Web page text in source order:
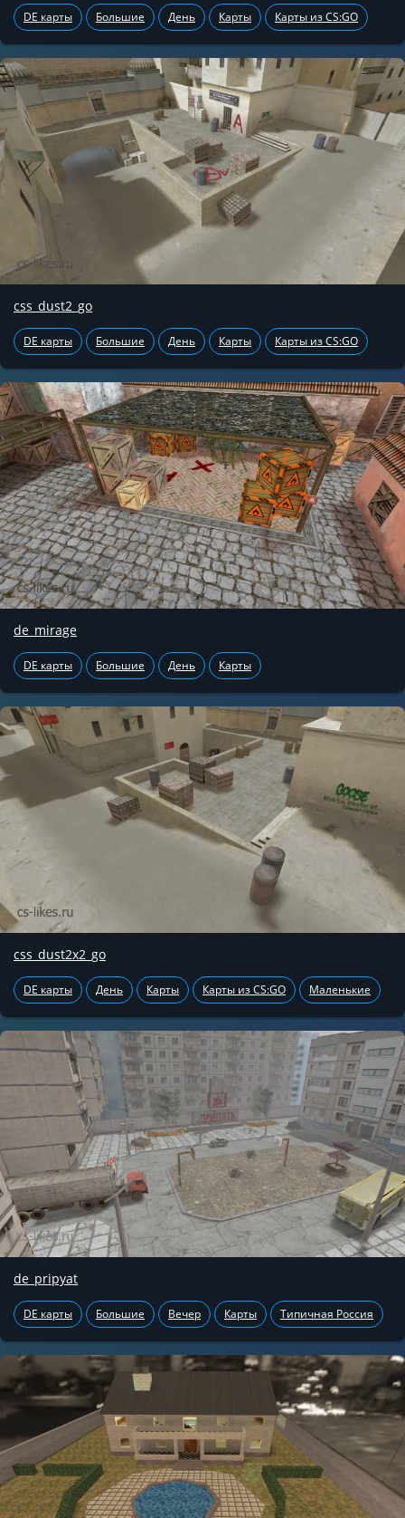
DE карты Большие День Карты Карты из CS:GO
css_dust2_go
DE карты Большие День Карты Карты из CS:GO
de_mirage
DE карты Большие День Карты
css_dust2x2_go
DE карты День Карты Карты из CS:GO Маленькие
de_pripyat
DE карты Большие Вечер Карты Типичная Россия